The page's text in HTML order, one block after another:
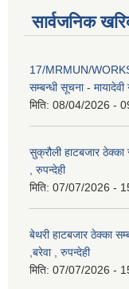
सार्वजनिक
17/MRMUN/
सम्बन्धी सूचना - मायादेवी
मिति: 08/04/2026 -
सुक्रौली हाटबजार ठेक्का
, रुपन्देही
मिति: 07/07/2026 -
बेथरी हाटबजार ठेक्का
,बरेवा , रुपन्देही
मिति: 07/07/2026 -